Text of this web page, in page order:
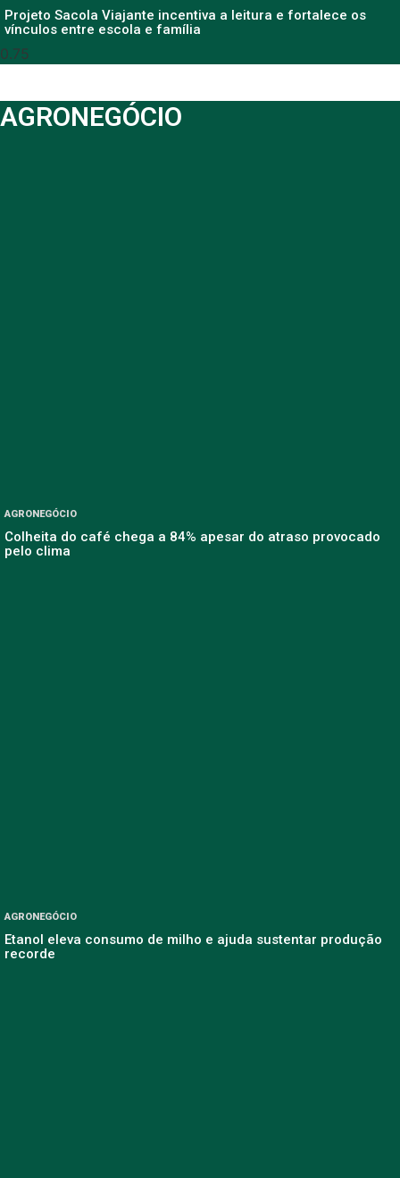
Projeto Sacola Viajante incentiva a leitura e fortalece os
vínculos entre escola e família
AGRONEGÓCIO
AGRONEGÓCIO
Colheita do café chega a 84% apesar do atraso provocado
pelo clima
AGRONEGÓCIO
Etanol eleva consumo de milho e ajuda sustentar produção
recorde